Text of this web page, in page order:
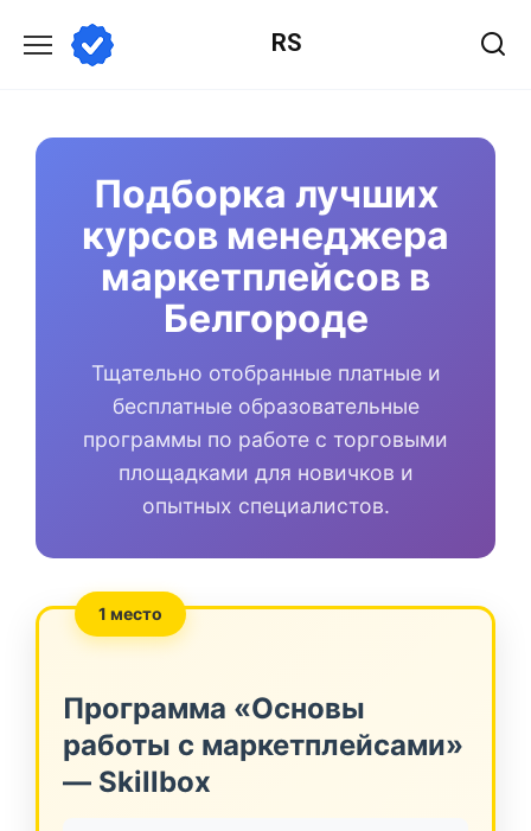
содержанию
RS
Подборка лучших
курсов менеджера
маркетплейсов в
Белгороде
Тщательно отобранные платные и
бесплатные образовательные
программы по работе с торговыми
площадками для новичков и
опытных специалистов.
1 место
Программа «Основы
работы с маркетплейсами»
— Skillbox